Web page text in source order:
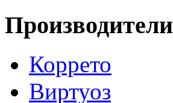
Производители
Коррето
Виртуоз